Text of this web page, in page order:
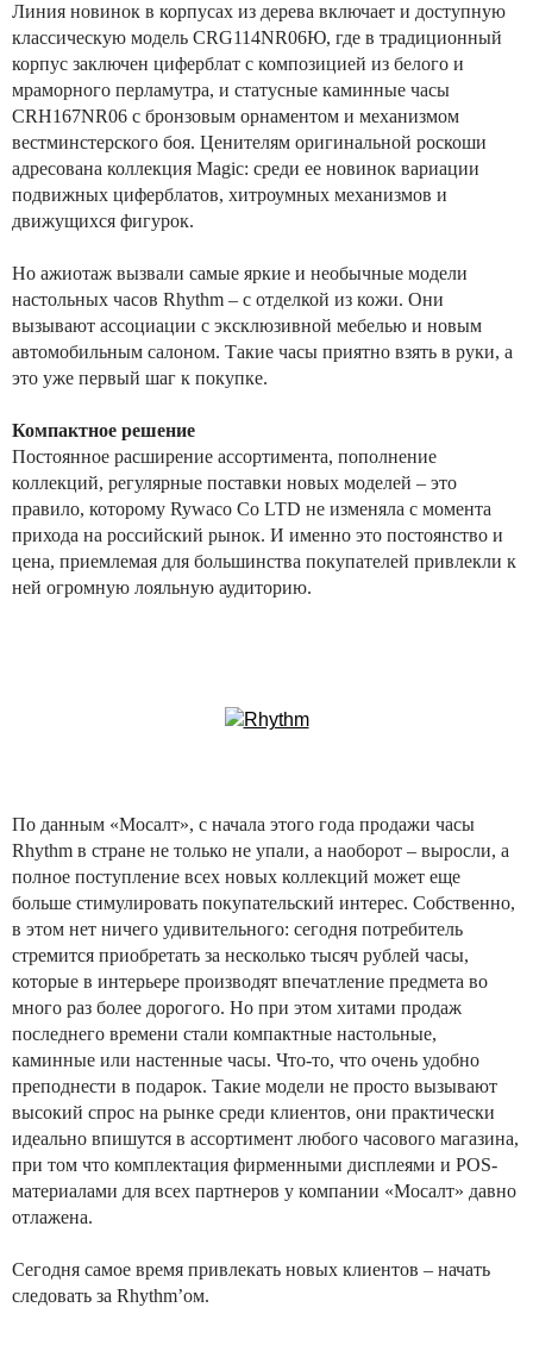
Линия новинок в корпусах из дерева включает и доступную
классическую модель CRG114NR06Ю, где в традиционный
корпус заключен циферблат с композицией из белого и
мраморного перламутра, и статусные каминные часы
CRH167NR06 с бронзовым орнаментом и механизмом
вестминстерского боя. Ценителям оригинальной роскоши
адресована коллекция Magic: среди ее новинок вариации
подвижных циферблатов, хитроумных механизмов и
движущихся фигурок.
Но ажиотаж вызвали самые яркие и необычные модели
настольных часов Rhythm – с отделкой из кожи. Они
вызывают ассоциации с эксклюзивной мебелью и новым
автомобильным салоном. Такие часы приятно взять в руки, а
это уже первый шаг к покупке.
Компактное решение
Постоянное расширение ассортимента, пополнение
коллекций, регулярные поставки новых моделей – это
правило, которому Rywaco Co LTD не изменяла с момента
прихода на российский рынок. И именно это постоянство и
цена, приемлемая для большинства покупателей привлекли к
ней огромную лояльную аудиторию.
По данным «Мосалт», с начала этого года продажи часы
Rhythm в стране не только не упали, а наоборот – выросли, а
полное поступление всех новых коллекций может еще
больше стимулировать покупательский интерес. Собственно,
в этом нет ничего удивительного: сегодня потребитель
стремится приобретать за несколько тысяч рублей часы,
которые в интерьере производят впечатление предмета во
много раз более дорогого. Но при этом хитами продаж
последнего времени стали компактные настольные,
каминные или настенные часы. Что-то, что очень удобно
преподнести в подарок. Такие модели не просто вызывают
высокий спрос на рынке среди клиентов, они практически
идеально впишутся в ассортимент любого часового магазина,
при том что комплектация фирменными дисплеями и POS-
материалами для всех партнеров у компании «Мосалт» давно
отлажена.
Сегодня самое время привлекать новых клиентов – начать
следовать за Rhythm’ом.